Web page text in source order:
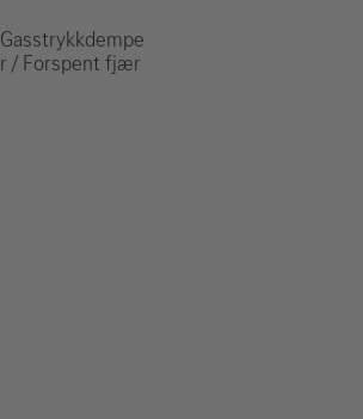
Gasstrykkdempe
r / Forspent fjær